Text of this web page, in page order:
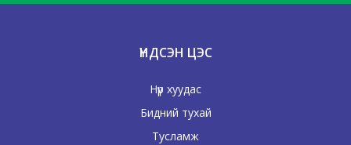
ҮНДСЭН ЦЭС
Нүүр хуудас
Бидний тухай
Тусламж